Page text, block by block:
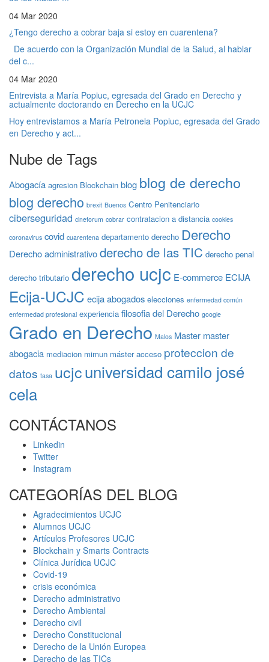
04 Mar 2020
¿Tengo derecho a cobrar baja si estoy en cuarentena?
De acuerdo con la Organización Mundial de la Salud, al hablar
del c...
04 Mar 2020
Entrevista a María Popiuc, egresada del Grado en Derecho y
actualmente doctorando en Derecho en la UCJC
Hoy entrevistamos a María Petronela Popiuc, egresada del Grado
en Derecho y act...
Nube de Tags
Abogacía agresion Blockchain blog blog de derecho
blog derecho brexit Buenos Centro Penitenciario
ciberseguridad cineforum cobrar contratacion a distancia cookies
coronavirus covid cuarentena departamento derecho Derecho
Derecho administrativoderecho de las TIC derecho penal
derecho tributario derecho ucjc E-commerce ECIJA
Ecija-UCJC ecija abogados elecciones enfermedad común
enfermedad profesional experiencia filosofia del Derecho google
Grado en Derecho Malos Master master
abogacia mediacion mimun máster acceso proteccion de
datos tasa ucjcuniversidad camilo josé
cela
CONTÁCTANOS
Linkedin
Twitter
Instagram
CATEGORÍAS DEL BLOG
Agradecimientos UCJC
Alumnos UCJC
Artículos Profesores UCJC
Blockchain y Smarts Contracts
Clínica Jurídica UCJC
Covid-19
crisis económica
Derecho administrativo
Derecho Ambiental
Derecho civil
Derecho Constitucional
Derecho de la Unión Europea
Derecho de las TICs